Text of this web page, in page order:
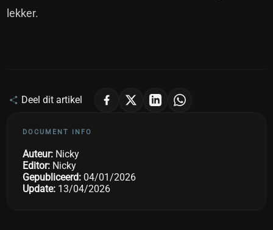
lekker.
Deel dit artikel
DOCUMENT INFO
Auteur: Nicky
Editor: Nicky
Gepubliceerd: 04/01/2026
Update: 13/04/2026